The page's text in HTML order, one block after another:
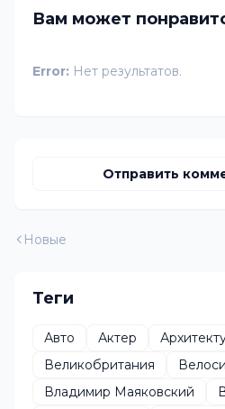
Вам может
Error: Нет результатов.
Отправить
Новые
Теги
Авто Актер
Великобритания
Владимир Маяковский